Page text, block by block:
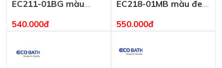
EC211-01BG màu
540.000đ
EC218-01MB màu đen
550.000đ